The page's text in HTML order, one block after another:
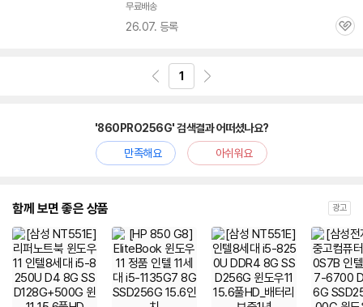
무료배송
26.07. 등록
관
1
'860PRO256G' 검색결과 어떠셨나요?
만족해요
아쉬워요
함께 보면 좋은 상품 광고